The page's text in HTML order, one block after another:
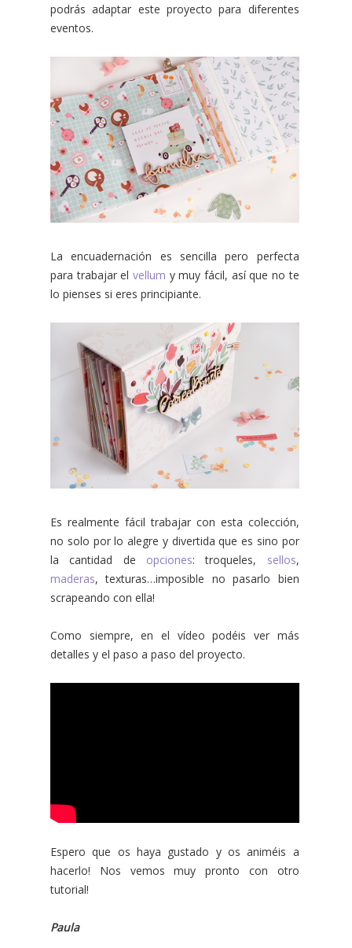
podrás adaptar este proyecto para diferentes
eventos.
La encuadernación es sencilla pero perfecta
para trabajar elvellum y muy fácil, así que no te
lo pienses si eres principiante.
Es realmente fácil trabajar con esta colección,
no solo por lo alegre y divertida que es sino por
la cantidad de opciones: troqueles, sellos,
maderas, texturas…imposible no pasarlo bien
scrapeando con ella!
Como siempre, en el vídeo podéis ver más
detalles y el paso a paso del proyecto.
Espero que os haya gustado y os animéis a
hacerlo! Nos vemos muy pronto con otro
tutorial!
Paula